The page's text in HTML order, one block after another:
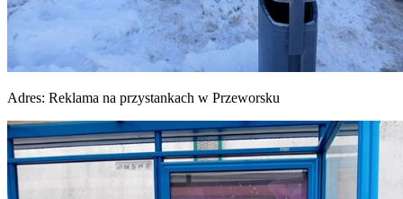
Adres: Reklama na przystankach w Przeworsku